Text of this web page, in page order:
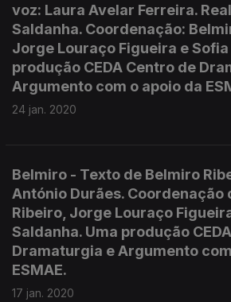
voz: Laura Avelar Ferreira.
Saldanha. Coordenação:
Jorge Louraço Figueira e Sofia
produção CEDA Centro de
Argumento com o apoio da
24 jan. 2020
Belmiro - Texto de Belmiro
António Durães. Coordenação
Ribeiro, Jorge Louraço
Saldanha. Uma produção
Dramaturgia e Argumento
ESMAE.
17 jan. 2020